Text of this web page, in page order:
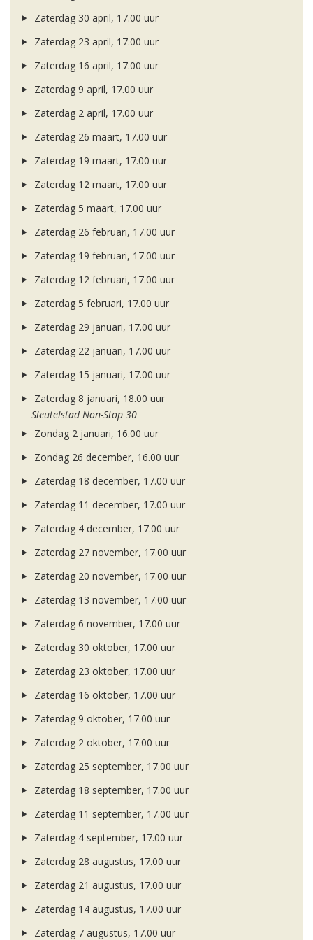
Zaterdag 30 april, 17.00 uur
Zaterdag 23 april, 17.00 uur
Zaterdag 16 april, 17.00 uur
Zaterdag 9 april, 17.00 uur
Zaterdag 2 april, 17.00 uur
Zaterdag 26 maart, 17.00 uur
Zaterdag 19 maart, 17.00 uur
Zaterdag 12 maart, 17.00 uur
Zaterdag 5 maart, 17.00 uur
Zaterdag 26 februari, 17.00 uur
Zaterdag 19 februari, 17.00 uur
Zaterdag 12 februari, 17.00 uur
Zaterdag 5 februari, 17.00 uur
Zaterdag 29 januari, 17.00 uur
Zaterdag 22 januari, 17.00 uur
Zaterdag 15 januari, 17.00 uur
Zaterdag 8 januari, 18.00 uur
Sleutelstad Non-Stop 30
Zondag 2 januari, 16.00 uur
Zondag 26 december, 16.00 uur
Zaterdag 18 december, 17.00 uur
Zaterdag 11 december, 17.00 uur
Zaterdag 4 december, 17.00 uur
Zaterdag 27 november, 17.00 uur
Zaterdag 20 november, 17.00 uur
Zaterdag 13 november, 17.00 uur
Zaterdag 6 november, 17.00 uur
Zaterdag 30 oktober, 17.00 uur
Zaterdag 23 oktober, 17.00 uur
Zaterdag 16 oktober, 17.00 uur
Zaterdag 9 oktober, 17.00 uur
Zaterdag 2 oktober, 17.00 uur
Zaterdag 25 september, 17.00 uur
Zaterdag 18 september, 17.00 uur
Zaterdag 11 september, 17.00 uur
Zaterdag 4 september, 17.00 uur
Zaterdag 28 augustus, 17.00 uur
Zaterdag 21 augustus, 17.00 uur
Zaterdag 14 augustus, 17.00 uur
Zaterdag 7 augustus, 17.00 uur